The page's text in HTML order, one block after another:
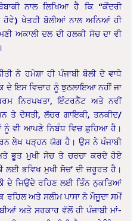
ਨਾਲ ਲਿਖਿਆ ਹੈ ਕਿ “ਕੇਂਦਰੀ
ਹੋਵੇ) ਖੇਤਰੀ ਬੋਲੀਆਂ ਨਾਲ ਅਨਿਆਂ ਹੀ
ਅਕਾਲੀ ਦਲ ਦੀ ਹਲਕੀ ਸੋਚ ਦਾ ਵੀ
ਨੇ ਹਮੇਸ਼ਾ ਹੀ ਪੰਜਾਬੀ ਬੋਲੀ ਦੇ ਵਾਧੇ
ਦੇ ਇਸ ਵਿਚਾਰ ਨੂੰ ਝੁਠਲਾਇਆ ਨਹੀਂ ਜਾ
ਨਿਰਪਖਤਾ, ਇੰਟਰਨੈੱਟ ਅਤੇ ਨਵੀਂ
ਤੇ ਦੋਸਤੀ, ਲੱਚਰ ਗਾਇਕੀ, ਤਨਕੀਦ/
ਵੀ ਆਪਣੇ ਨਿਬੰਧ ਵਿਚ ਛੁਹਿਆ ਹੈ।
ਲੇਖ ਪੜ੍ਹਨ ਯੋਗ ਹੈ। ਉਸ ਨੇ ਪੰਜਾਬੀ
ਭੂਤ ਮੁਖੀ ਸੋਚ ਤੇ ਚਰਚਾ ਕਰਦੇ ਹੋਏ
ਲਈ ਭਵਿਖ ਮੁਖੀ ਸੋਚ’ ਦੀ ਜ਼ਰੂਰਤ ਹੈ।
ਦੇ ਜਿਉਂਦੇ ਰਹਿਣ ਲਈ ਤਿੰਨ ਨੁਕਤਿਆਂ
ਰਹਿਲ ਅਤੇ ਸਲੀਮ ਪਾਸਾ ਨੇ ਮੌਜੂਦਾ ਸਮੇਂ
ਅਤੇ ਸਰਕਾਰ ਵੱਲੋਂ ਹੀ ਪੰਜਾਬੀ ਮਾਂ-